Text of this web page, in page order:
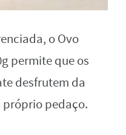
o Ovo
permite que os
desfrutem da
próprio pedaço.